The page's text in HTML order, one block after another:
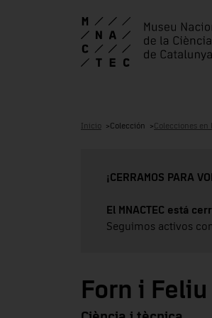
Inicio Colección Colecciones en
¡CERRAMOS PARA
El MNACTEC está
Seguimos activos
Forn i